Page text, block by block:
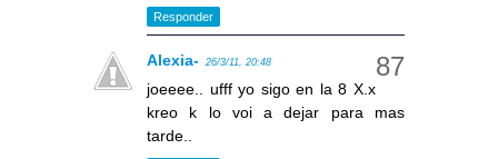
Responder
Alexia- 26/3/11, 20:48
joeeee.. ufff yo sigo en la 8 X.x
kreo k lo voi a dejar para mas
tarde..